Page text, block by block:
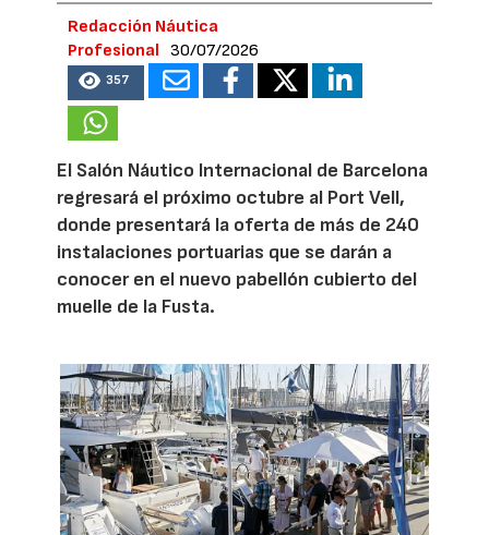
Redacción Náutica
Profesional
30/07/2026
357
El Salón Náutico Internacional de Barcelona
regresará el próximo octubre al Port Vell,
donde presentará la oferta de más de 240
instalaciones portuarias que se darán a
conocer en el nuevo pabellón cubierto del
muelle de la Fusta.